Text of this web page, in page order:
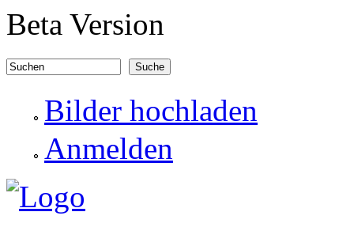
Direkt zum Inhalt
Beta Version
Suchformular
Bilder hochladen
Anmelden